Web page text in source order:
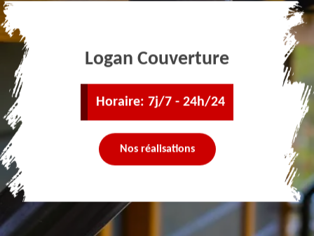
Logan Couverture
Horaire: 7j/7 - 24h/24
Nos réalisations